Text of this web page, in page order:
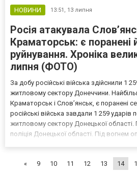
НОВИНИ 13:51, 13 липня
Росія атакувала
Краматорськ: є поранені
руйнування. Хроніка
липня (ФОТО)
За добу російські війська здійснили 1
житловому сектору Донеччини.
Краматорськ і Слов’янськ, є поранені
російські війська завдали 1 259 ударів
житловому сектору Донецької
поліція Донецької області. Під вогнем
«
9 10 11 12 13 14